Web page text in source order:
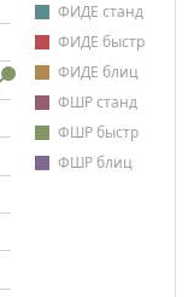
ФИДЕ станд
ФИДЕ быстр
ФИДЕ блиц
ФШР станд
ФШР быстр
ФШР блиц